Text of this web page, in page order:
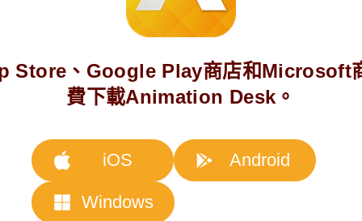
Store、Google Play商店和Microsoft
費下載Animation Desk。
iOS Android
Windows